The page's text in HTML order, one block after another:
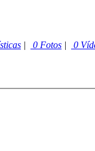
| 0 Fotos | 0